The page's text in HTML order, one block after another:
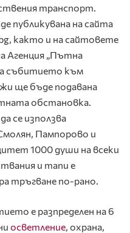
транспорт.
публикувана на сайта
както и на сайтовете
Агенция „Пътна
събитието към
ще бъде подавана
обстановка.
се използва
Пампорово и
1000 души на всеки
и тапи е
тръгване по-рано.
е разпределен на 6
осветление, охрана,